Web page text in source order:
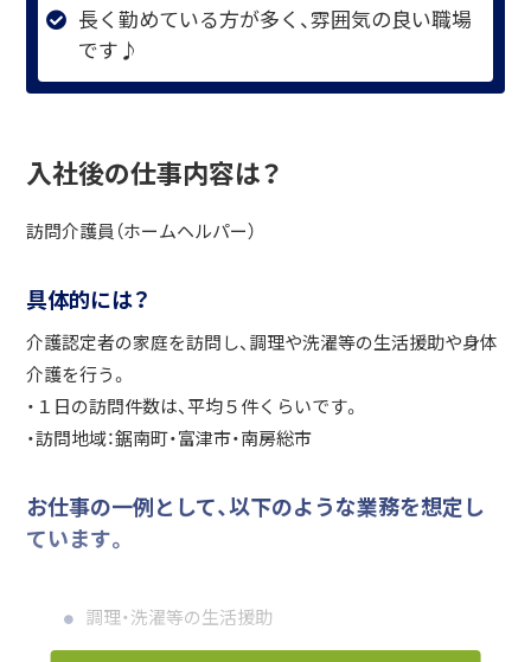
長く勤めている方が多く、雰囲気の良い職場
です♪
入社後の仕事内容は？
訪問介護員（ホームヘルパー）
具体的には？
介護認定者の家庭を訪問し、調理や洗濯等の生活援助や身体
介護を行う。
・１日の訪問件数は、平均５件くらいです。
・訪問地域：鋸南町・富津市・南房総市
お仕事の一例として、以下のような業務を想定し
ています。
調理・洗濯等の生活援助